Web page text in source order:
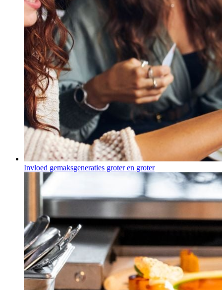
Invloed gemaksgeneraties groter en groter